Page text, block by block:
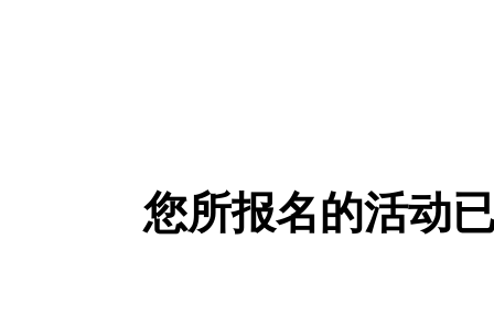
您所报名的活动